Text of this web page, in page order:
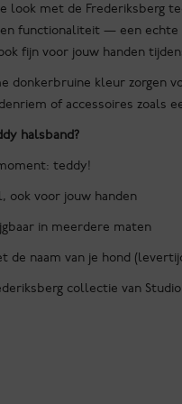
look met de Frederiksberg
functionaliteit — een echte
fijn voor jouw handen
donkerbruine kleur zorgen
of accessoires zoals
halsband?
teddy!
ook voor jouw handen
in meerdere maten
de naam van je hond
collectie van